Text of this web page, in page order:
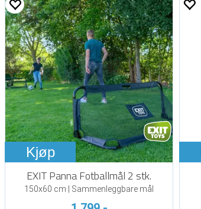
Kjøp
EXIT Panna Fotballmål 2 stk.
150x60 cm | Sammenleggbare mål